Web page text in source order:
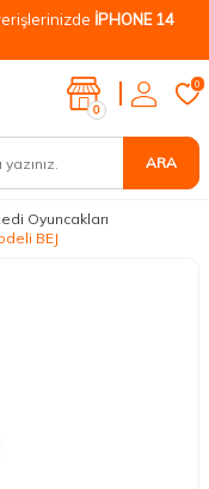
İPHONE 14
ARA
0
0
Oyuncakları
BEJ